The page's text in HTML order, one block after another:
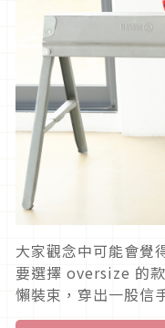
大家觀念中可能會覺
要選擇 oversize 的
懶裝束，穿出一股信